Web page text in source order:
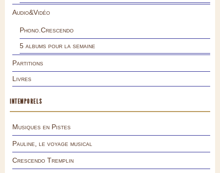
Audio&Vidéo
Phono.Crescendo
5 albums pour la semaine
Partitions
Livres
INTEMPORELS
Musiques en Pistes
Pauline, le voyage musical
Crescendo Tremplin